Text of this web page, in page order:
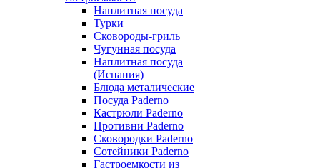
Наплитная посуда
Турки
Сковороды-гриль
Чугунная посуда
Наплитная посуда
(Испания)
Блюда металические
Посуда Paderno
Кастрюли Paderno
Противни Paderno
Сковородки Paderno
Сотейники Paderno
Гастроемкости из